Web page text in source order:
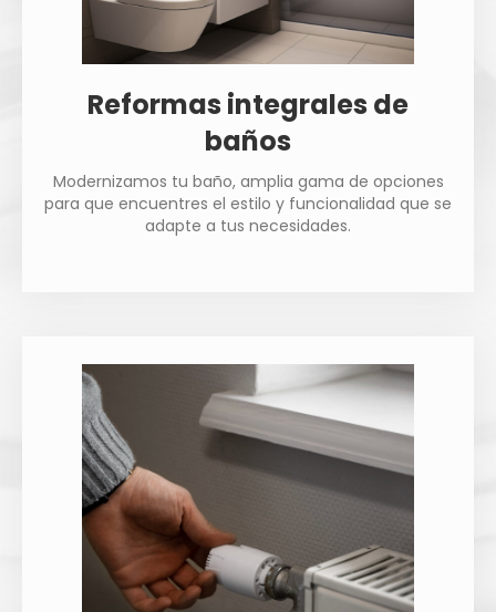
Reformas integrales de
baños
Modernizamos tu baño, amplia gama de opciones
para que encuentres el estilo y funcionalidad que se
adapte a tus necesidades.